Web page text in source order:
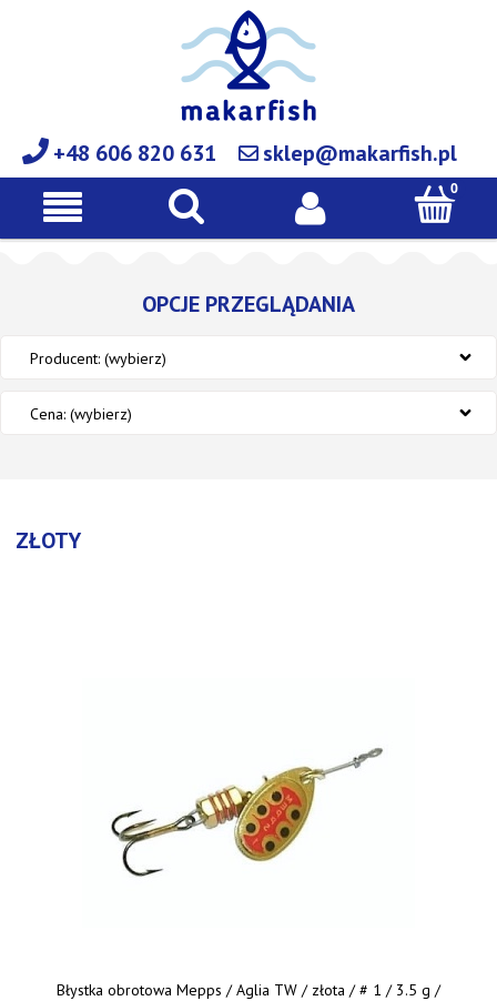
+48 606 820 631 sklep@makarfish.pl
OPCJE PRZEGLĄDANIA
Producent: (wybierz)
Cena: (wybierz)
ZŁOTY
Błystka obrotowa Mepps / Aglia TW / złota / # 1 / 3.5 g /